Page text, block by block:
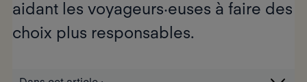
aidant les voyageurs·euses à faire des
choix plus responsables.